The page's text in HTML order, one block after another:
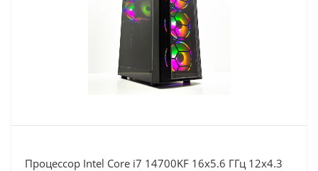
Процессор Intel Core i7 14700KF 16x5.6 ГГц 12x4.3